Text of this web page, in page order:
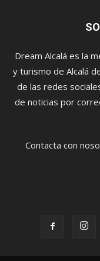
Dream Alcalá es la
y turismo de Alcalá
de las redes
de noticias por
Contacta con